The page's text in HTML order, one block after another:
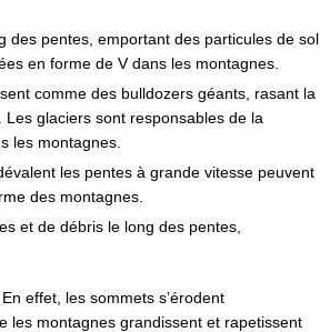
des pentes, emportant des particules de sol
en forme de V dans les montagnes.
comme des bulldozers géants, rasant la
glaciers sont responsables de la
les montagnes.
les pentes à grande vitesse peuvent
des montagnes.
et de débris le long des pentes,
effet, les sommets s’érodent
les montagnes grandissent et rapetissent